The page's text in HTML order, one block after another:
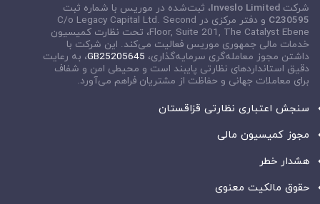
شرکت Inveslo Limited، ثبت‌شده در موریس با شماره ثبت
C230595 و دفتر مرکزی در C/o Legacy Capital Ltd. Second
Floor, Suite 201, The Catalyst Ebene، تحت نظارت کمیسیون
خدمات مالی جمهوری موریس فعالیت می‌کند. این شرکت با
داشتن مجوز معامله‌گری سرمایه‌گذاری، GB25205645، به رعایت
دقیق استانداردهای نظارتی پایبند است و محیطی امن و شفاف
برای معاملات جهانی و حفاظت از مشتریان فراهم می‌آورد.
سنجش اعتباری نظارتی قزاقستان
مجوز کمیسیون مالی
هشدار خطر
حقوق مالکیت معنوی